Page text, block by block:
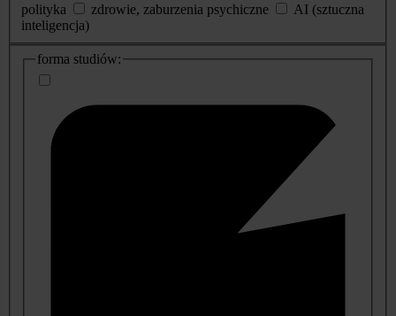
polityka
zdrowie, zaburzenia psychiczne
AI (sztuczna
inteligencja)
dodatkowe
informacje
forma studiów: